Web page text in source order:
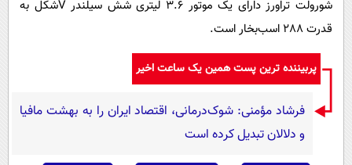
شورولت تراورز دارای یک موتور 3.6 لیتری شش سیلندر Vشکل به
قدرت 288 اسب‌بخار است.
پربیننده ترین پست همین یک ساعت اخیر
فرشاد مؤمنی: شوک‌درمانی، اقتصاد ایران را به بهشت مافیا
و دلالان تبدیل کرده است